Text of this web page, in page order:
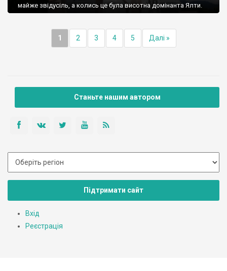
майже звідусіль, а колись це була висотна домінанта Ялти.
1 2 3 4 5 Далі »
Станьте нашим автором
Підтримати сайт
Вхід
Реєстрація